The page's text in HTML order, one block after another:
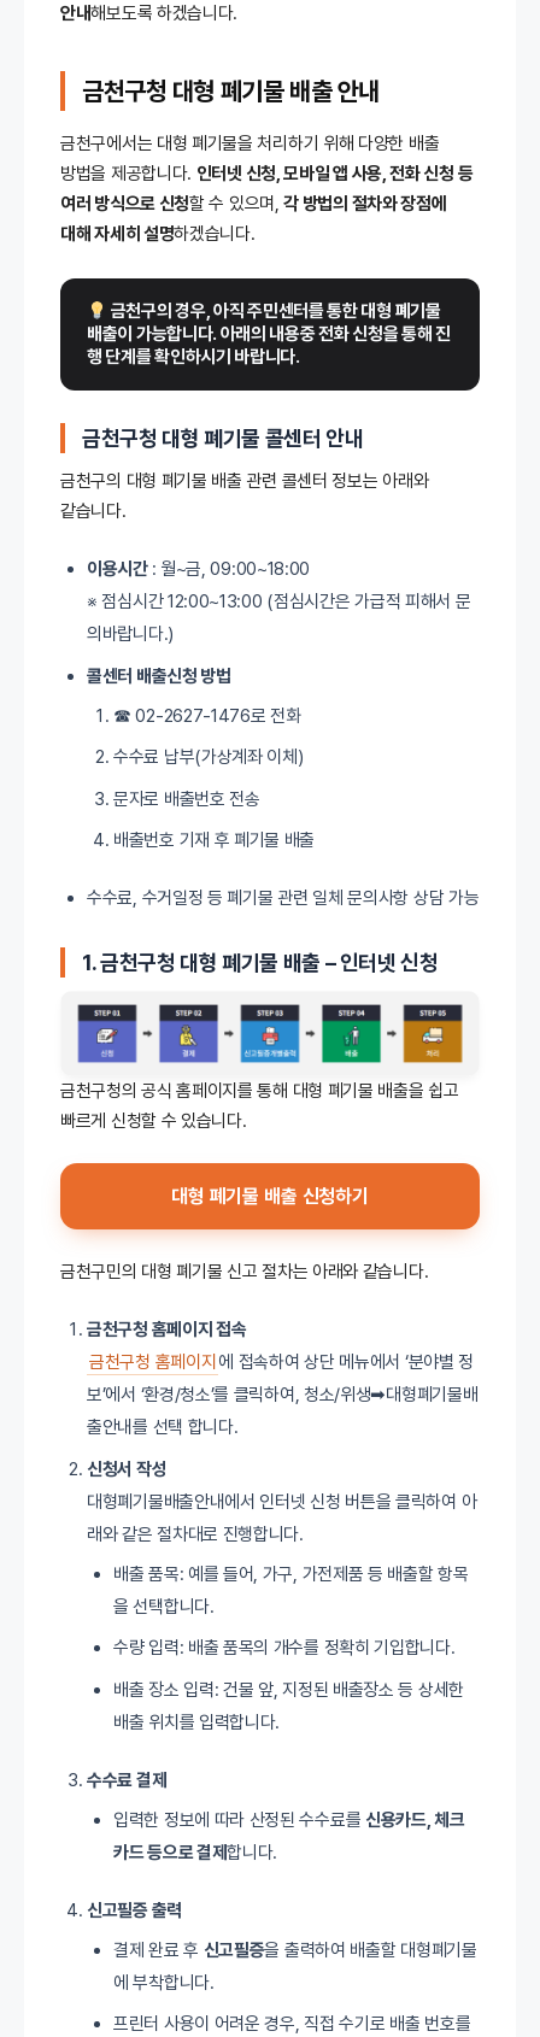
안내해보도록 하겠습니다.
금천구청 대형 폐기물 배출 안내
금천구에서는 대형 폐기물을 처리하기 위해 다양한 배출
방법을 제공합니다. 인터넷 신청, 모바일 앱 사용, 전화 신청 등
여러 방식으로 신청할 수 있으며,각 방법의 절차와 장점에
대해 자세히 설명하겠습니다.
금천구의 경우, 아직 주민센터를 통한 대형 폐기물
배출이 가능합니다. 아래의 내용중 전화 신청을 통해 진
행 단계를 확인하시기 바랍니다.
금천구청 대형 폐기물 콜센터 안내
금천구의 대형 폐기물 배출 관련 콜센터 정보는 아래와
같습니다.
이용시간 : 월~금, 09:00~18:00
※ 점심시간 12:00~13:00 (점심시간은 가급적 피해서 문
의바랍니다.)
콜센터 배출신청 방법
☎ 02-2627-1476로 전화
수수료 납부(가상계좌 이체)
문자로 배출번호 전송
배출번호 기재 후 폐기물 배출
수수료, 수거일정 등 폐기물 관련 일체 문의사항 상담 가능
1. 금천구청 대형 폐기물 배출 –인터넷 신청
금천구청의 공식 홈페이지를 통해 대형 폐기물 배출을 쉽고
빠르게 신청할 수 있습니다.
대형 폐기물 배출 신청하기
금천구민의 대형 폐기물 신고 절차는 아래와 같습니다.
금천구청 홈페이지 접속
금천구청 홈페이지 에 접속하여 상단 메뉴에서 ‘분야별 정
보’에서 ‘환경/청소’를 클릭하여, 청소/위생➡대형폐기물배
출안내를 선택 합니다.
신청서 작성
대형폐기물배출안내에서 인터넷 신청 버튼을 클릭하여 아
래와 같은 절차대로 진행합니다.
배출 품목: 예를 들어, 가구, 가전제품 등 배출할 항목
을 선택합니다.
수량 입력: 배출 품목의 개수를 정확히 기입합니다.
배출 장소 입력: 건물 앞, 지정된 배출장소 등 상세한
배출 위치를 입력합니다.
수수료 결제
입력한 정보에 따라 산정된 수수료를 신용카드, 체크
카드 등으로 결제합니다.
신고필증 출력
결제 완료 후 신고필증을 출력하여 배출할 대형폐기물
에 부착합니다.
프린터 사용이 어려운 경우, 직접 수기로 배출 번호를